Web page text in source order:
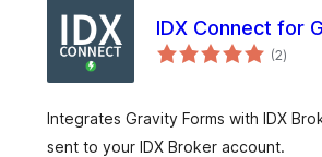
IDX Connect for
(2总
评)
Integrates Gravity Forms with IDX
sent to your IDX Broker account.